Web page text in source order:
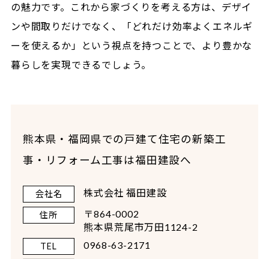
の魅力です。これから家づくりを考える方は、デザイ
ンや間取りだけでなく、「どれだけ効率よくエネルギ
ーを使えるか」という視点を持つことで、より豊かな
暮らしを実現できるでしょう。
熊本県・福岡県での戸建て住宅の新築工
事・リフォーム工事は福田建設へ
会社名 株式会社 福田建設
住所
〒864-0002
熊本県荒尾市万田1124-2
TEL 0968-63-2171